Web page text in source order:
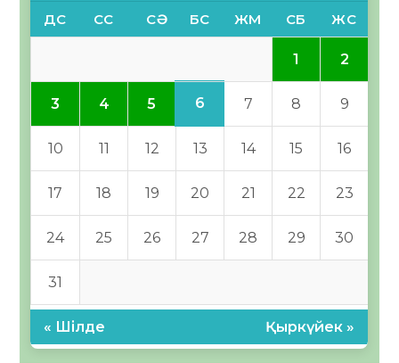
ДС СС СӘ БС ЖМ СБ ЖС
1 2
3 4 5 6 7 8 9
10 11 12 13 14 15 16
17 18 19 20 21 22 23
24 25 26 27 28 29 30
31
« Шілде Қыркүйек »